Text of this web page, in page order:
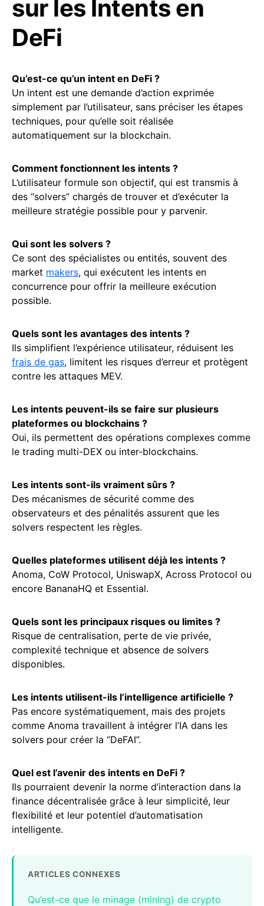
sur les Intents en
DeFi
Qu’est-ce qu’un intent en DeFi ?
Un intent est une demande d’action exprimée
simplement par l’utilisateur, sans préciser les étapes
techniques, pour qu’elle soit réalisée
automatiquement sur la blockchain.
Comment fonctionnent les intents ?
L’utilisateur formule son objectif, qui est transmis à
des “solvers” chargés de trouver et d’exécuter la
meilleure stratégie possible pour y parvenir.
Qui sont les solvers ?
Ce sont des spécialistes ou entités, souvent des
market makers, qui exécutent les intents en
concurrence pour offrir la meilleure exécution
possible.
Quels sont les avantages des intents ?
Ils simplifient l’expérience utilisateur, réduisent les
frais de gas, limitent les risques d’erreur et protègent
contre les attaques MEV.
Les intents peuvent-ils se faire sur plusieurs
plateformes ou blockchains ?
Oui, ils permettent des opérations complexes comme
le trading multi-DEX ou inter-blockchains.
Les intents sont-ils vraiment sûrs ?
Des mécanismes de sécurité comme des
observateurs et des pénalités assurent que les
solvers respectent les règles.
Quelles plateformes utilisent déjà les intents ?
Anoma, CoW Protocol, UniswapX, Across Protocol ou
encore BananaHQ et Essential.
Quels sont les principaux risques ou limites ?
Risque de centralisation, perte de vie privée,
complexité technique et absence de solvers
disponibles.
Les intents utilisent-ils l’intelligence artificielle ?
Pas encore systématiquement, mais des projets
comme Anoma travaillent à intégrer l’IA dans les
solvers pour créer la “DeFAI”.
Quel est l’avenir des intents en DeFi ?
Ils pourraient devenir la norme d’interaction dans la
finance décentralisée grâce à leur simplicité, leur
flexibilité et leur potentiel d’automatisation
intelligente.
ARTICLES CONNEXES
Qu’est-ce que le minage (mining) de crypto